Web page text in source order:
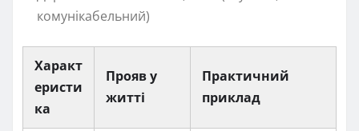
комунікабельний)
Характ
еристи
ка
Прояв у
житті
Практичний
приклад